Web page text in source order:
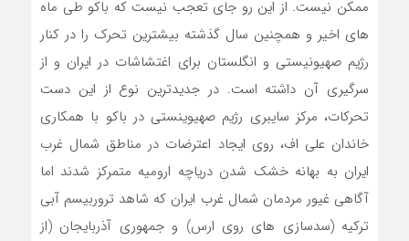
ممکن نیست. از این رو جای تعجب نیست که باکو طی ماه
های اخیر و همچنین سال گذشته بیشترین تحرک را در کنار
رژیم صهیونیستی و انگلستان برای اغتشاشات در ایران و از
سرگیری آن داشته است. در جدیدترین نوع از این دست
تحرکات، مرکز سایبری رژیم صهیوینستی در باکو با همکاری
خاندان علی اف، روی ایجاد اعترضات در مناطق شمال غرب
ایران به بهانه خشک شدن دریاچه ارومیه متمرکز شدند اما
آگاهی غیور مردمان شمال غرب ایران که شاهد تروربیسم آبی
ترکیه (سدسازی های روی ارس) و جمهوری آذربایجان (از